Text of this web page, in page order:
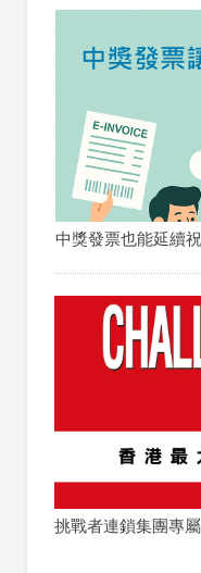
中獎發票也能延續
挑戰者連鎖集團專